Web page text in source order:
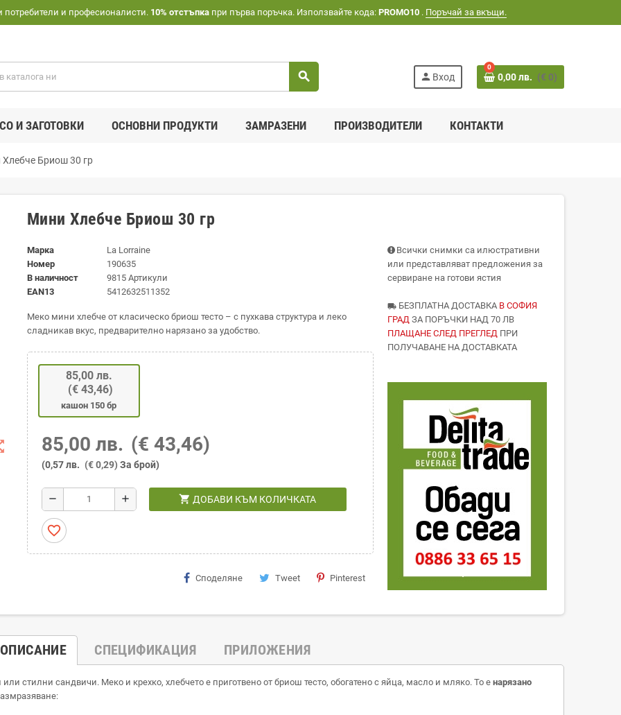
потребители и професионалисти. 10% отстъпкапри първа поръчка. Използвайте кода: PROMO10 . Поръчай за вкъщи.
search person Вход
0
0,00 лв. (€ 0)
И ЗАГОТОВКИ ОСНОВНИ ПРОДУКТИ ЗАМРАЗЕНИ ПРОИЗВОДИТЕЛИ КОНТАКТИ
Бриош 30 гр
Мини Хлебче Бриош 30 гр
Марка
La Lorraine
Номер
190635
В наличност
9815 Артикули
EAN13
5412632511352
Меко мини хлебче от класическо бриош тесто – с пухкава структура и леко
сладникав вкус, предварително нарязано за удобство.
85,00 лв.
(€ 43,46)
кашон 150 бр
85,00 лв. (€ 43,46)
(0,57 лв. (€ 0,29) За брой)
remove add shopping_cart ДОБАВИ КЪМ КОЛИЧКАТА
favorite_border
Споделяне Tweet Pinterest
Всички снимки са илюстративни
или представляват предложения за
сервиране на готови ястия
local_shippingБЕЗПЛАТНА ДОСТАВКА В СОФИЯ
ГРАД ЗА ПОРЪЧКИ НАД 70 ЛВ
ПЛАЩАНЕ СЛЕД ПРЕГЛЕД ПРИ
ПОЛУЧАВАНЕ НА ДОСТАВКАТА
ОПИСАНИЕ СПЕЦИФИКАЦИЯ ПРИЛОЖЕНИЯ
стилни сандвичи. Меко и крехко, хлебчето е приготвено от бриош тесто, обогатено с яйца, масло и мляко. То е нарязано